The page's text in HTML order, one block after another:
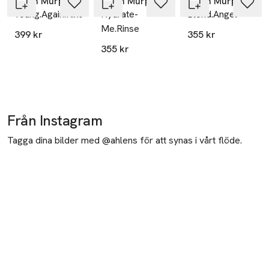
Young.Again.Rinse
399 kr
Hydrate-
Me.Rinse
355 kr
Blond.Angel
355 kr
Från Instagram
Tagga dina bilder med @ahlens för att synas i vårt flöde.